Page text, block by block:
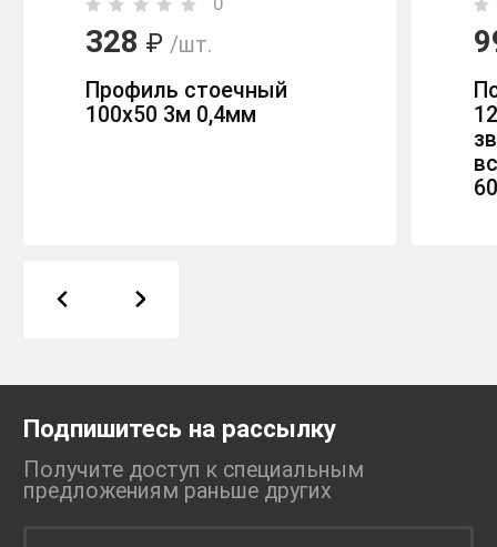
328 ₽ /шт.
Профиль стоечный
100x50 3м 0,4мм
Подпишитесь на рассылку
Получите доступ к специальным
предложениям раньше других